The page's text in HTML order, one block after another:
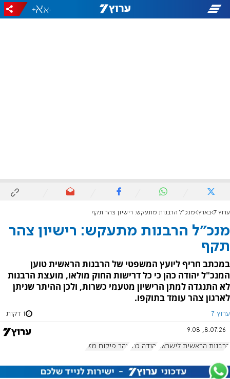
-
+
ערוץ 7 בארץ מנכ"ל הרבנות מתעקש: רישיון צהר תקף
מנכ"ל הרבנות מתעקש: רישיון צהר
תקף
במכתב חריף ליועץ המשפטי של הרבנות הראשית טוען
המנכ"ל יהודה כהן כי כל דרישות החוק מולאו, מועצת הרבנות
לא התנגדה למתן הרישיון מטעמי כשרות, ולכן ההיתר שניתן
לארגון צהר עומד בתוקפו.
ערוץ 7 1 דקות
8.07.26, 9:08
הרבנות הראשית לישראל יהודה כהן צהר פיקוח מזון